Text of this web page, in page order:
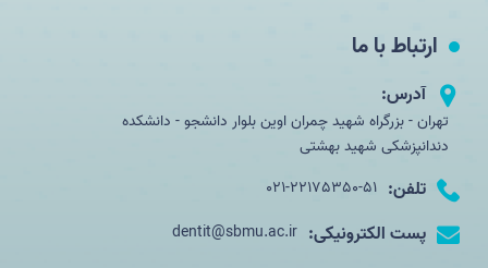
ارتباط با ما
آدرس:
تهران - بزرگراه شهید چمران اوین بلوار دانشجو - دانشکده
دندانپزشکی شهید بهشتی
تلفن: 021-22175350-51
پست الکترونیکی: dentit@sbmu.ac.ir